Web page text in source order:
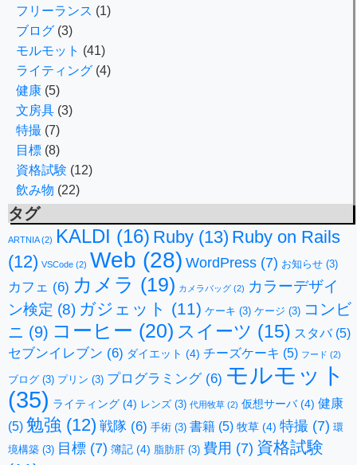
フリーランス (1)
ブログ (3)
モルモット (41)
ライティング (4)
健康 (5)
文房具 (3)
特撮 (7)
目標 (8)
資格試験 (12)
飲み物 (22)
タグ
ARTNIA(2) KALDI (16) Ruby (13) Ruby on Rails
(12) VSCode (2) Web (28) WordPress (7) お知らせ (3)
カフェ (6) カメラ (19) カメラバッグ (2) カラーデザイ
ン検定 (8) ガジェット (11) ケーキ (3) ケージ (3) コンビ
ニ (9) コーヒー (20) スイーツ (15) スタバ(5)
セブンイレブン (6) ダイエット (4) チーズケーキ (5) フード (2)
ブログ (3) プリン (3) プログラミング(6) モルモット
(35) ライティング (4) レンズ (3) 代用牧草 (2) 仮想サーバ(4) 健康
(5) 勉強 (12) 戦隊 (6) 手術 (3) 書籍 (5) 牧草 (4) 特撮 (7) 環
境構築 (3) 目標 (7) 簿記 (4) 脂肪肝 (3) 費用 (7) 資格試験